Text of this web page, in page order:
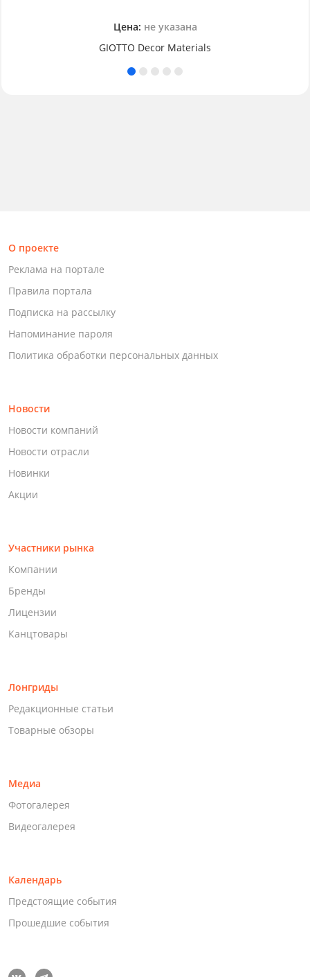
Цена: не указана
GIOTTO Decor Materials
О проекте
Реклама на портале
Правила портала
Подписка на рассылку
Напоминание пароля
Политика обработки персональных данных
Новости
Новости компаний
Новости отрасли
Новинки
Акции
Участники рынка
Компании
Бренды
Лицензии
Канцтовары
Лонгриды
Редакционные статьи
Товарные обзоры
Медиа
Фотогалерея
Видеогалерея
Календарь
Предстоящие события
Прошедшие события